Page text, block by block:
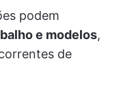
podem
e modelos,
de